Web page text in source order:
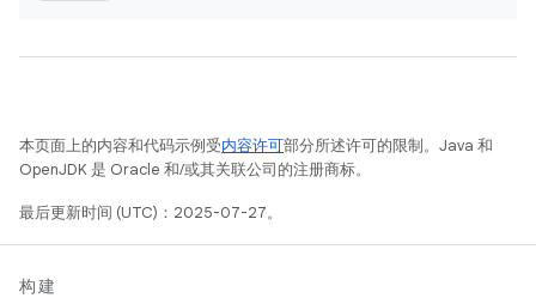
本页面上的内容和代码示例受内容许可部分所述许可的限制。Java 和
OpenJDK 是 Oracle 和/或其关联公司的注册商标。
最后更新时间 (UTC)：2025-07-27。
构建